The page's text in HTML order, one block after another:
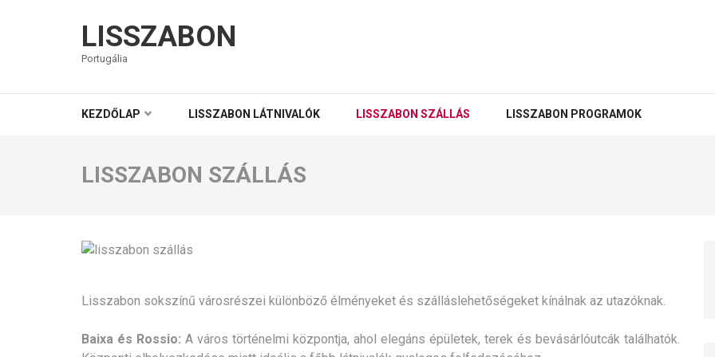
LISSZABON
Portugália
KEZDŐLAP LISSZABON LÁTNIVALÓK LISSZABON SZÁLLÁS LISSZABON PROGRAMOK
LISSZABON SZÁLLÁS
Lisszabon sokszínű városrészei különböző élményeket és szálláslehetőségeket kínálnak az utazóknak.
Baixa és Rossio: A város történelmi központja, ahol elegáns épületek, terek és bevásárlóutcák találhatók.